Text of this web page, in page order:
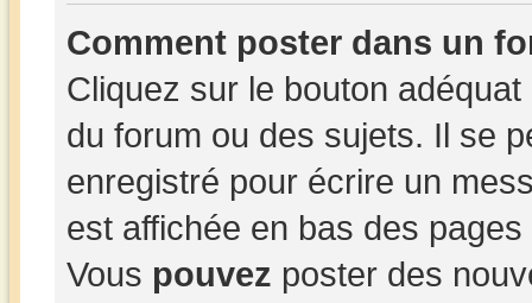
Comment poster dans un
Cliquez sur le bouton
du forum ou des sujets. Il se
enregistré pour écrire un
est affichée en bas des
Vous pouvez poster des